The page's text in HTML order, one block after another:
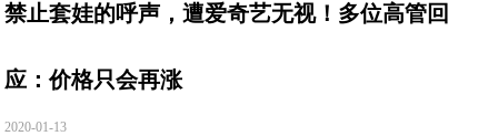
禁止套娃的呼声，遭爱奇艺无视！多位高管回
应：价格只会再涨
2020-01-13